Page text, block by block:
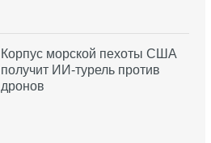
Корпус морской пехоты США
получит ИИ-турель против
дронов